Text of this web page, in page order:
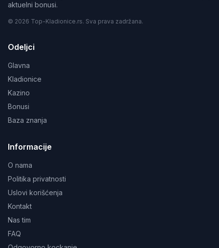
aktuelni bonusi.
© 2026 Top-Kladionice.rs. Sva prava zadržana.
Odeljci
Glavna
Kladionice
Kazino
Bonusi
Baza znanja
Informacije
O nama
Politika privatnosti
Uslovi korišćenja
Kontakt
Nas tim
FAQ